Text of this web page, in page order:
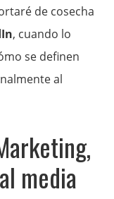
de cosecha
, cuando lo
se definen
al
media